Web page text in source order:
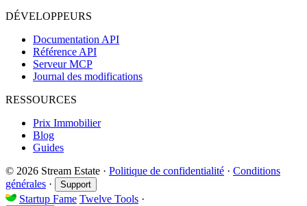
DÉVELOPPEURS
Documentation API
Référence API
Serveur MCP
Journal des modifications
RESSOURCES
Prix Immobilier
Blog
Guides
© 2026 Stream Estate · Politique de confidentialité · Conditions
générales · Support
Startup Fame Twelve Tools ·